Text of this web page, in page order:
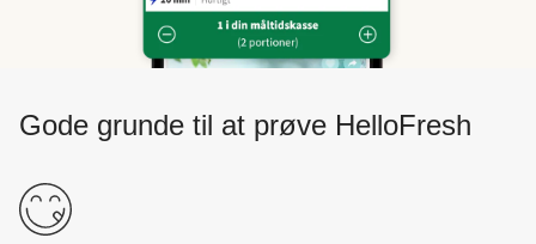
Gode grunde til at prøve HelloFresh